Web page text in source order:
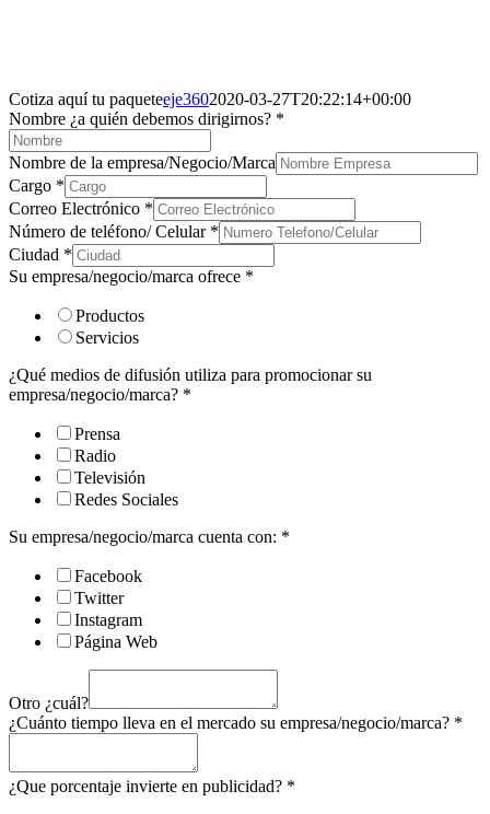
Cotiza aquí tu paqueteeje3602020-03-27T20:22:14+00:00
Nombre ¿a quién debemos dirigirnos? *
Nombre de la empresa/Negocio/Marca
Cargo *
Correo Electrónico *
Número de teléfono/ Celular *
Ciudad *
Su empresa/negocio/marca ofrece *
Productos
Servicios
¿Qué medios de difusión utiliza para promocionar su
empresa/negocio/marca? *
Prensa
Radio
Televisión
Redes Sociales
Su empresa/negocio/marca cuenta con: *
Facebook
Twitter
Instagram
Página Web
Otro ¿cuál?
¿Cuánto tiempo lleva en el mercado su empresa/negocio/marca? *
¿Que porcentaje invierte en publicidad? *